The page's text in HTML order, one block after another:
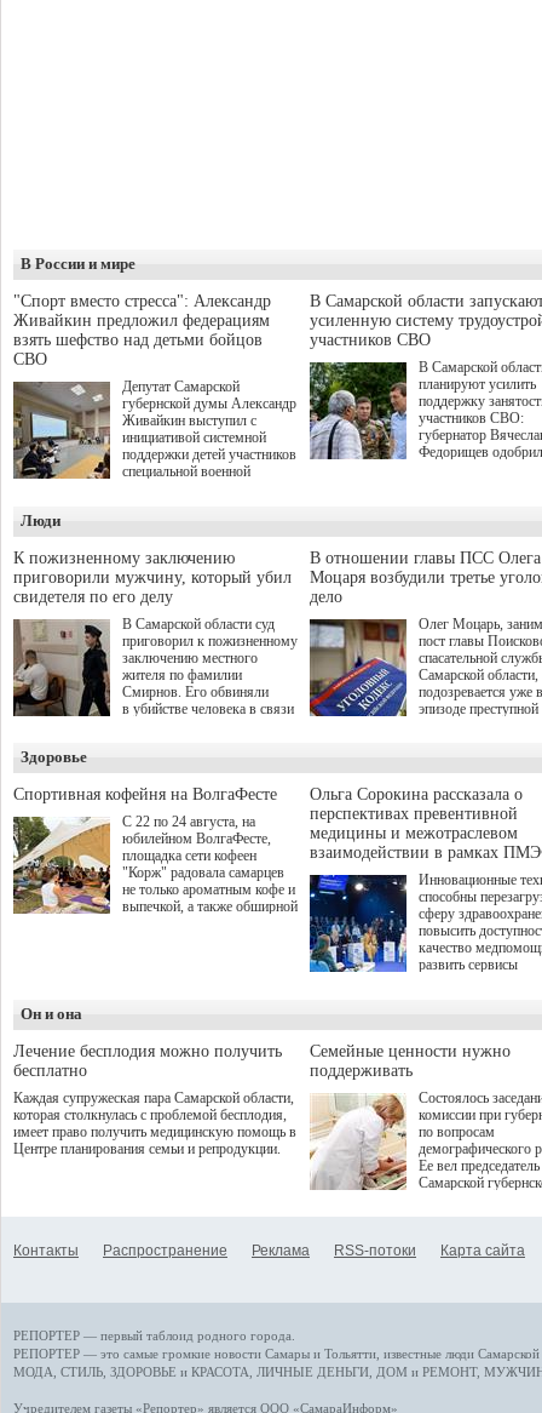
В России и мире
"Спорт вместо стресса": Александр
Живайкин предложил федерациям
взять шефство над детьми бойцов
СВО
Депутат Самарской
губернской думы Александр
Живайкин выступил с
инициативой системной
поддержки детей участников
специальной военной
"Помощь фронту и семьям
участников СВО", которая
прошла в Отрадном 7
августа.
В Самарской области
усиленную систему
участников СВО
В Самарской
планируют усилить
поддержку
участников СВО:
губернатор
Федорищев
на трудоустройство
спокойную
мирной жизни.
Люди
К пожизненному заключению
приговорили мужчину, который убил
свидетеля по его делу
В Самарской области суд
приговорил к пожизненному
заключению местного
жителя по фамилии
Смирнов. Его обвиняли
в убийстве человека в связи
В отношении главы ПСС Олега
Моцаря возбудили третье
дело
Олег Моцарь,
пост главы
спасательной
Самарской области,
подозревается уже
эпизоде преступной
а сам он
Здоровье
Спортивная кофейня на ВолгаФесте
С 22 по 24 августа, на
юбилейном ВолгаФесте,
площадка сети кофеен
"Корж" радовала самарцев
не только ароматным кофе и
выпечкой, а также обширной
Ольга Сорокина рассказала о
перспективах превентивной
медицины и межотраслевом
взаимодействии в рамках
Инновационные
способны
сферу
повысить
качество
развить сервисы
определенными
К ним можно
возникающие при
данными
более динамичного
проникновения
сегмент
отраслевое
рассказала Ольга
ходе сессии
качества жизни" в
ПМЭФ 2025. В
Он и она
Лечение бесплодия можно получить
бесплатно
Каждая супружеская пара Самарской области,
которая столкнулась с проблемой бесплодия,
имеет право получить медицинскую помощь в
Центре планирования семьи и репродукции.
Семейные ценности нужно
поддерживать
Состоялось
комиссии при
по вопросам
демографического
Ее вел председатель
Самарской
Контакты Распространение Реклама RSS-потоки Карта сайта
РЕПОРТЕР — первый таблоид родного города.
РЕПОРТЕР — это самые громкие новости Самары и Тольятти, известные люди
МОДА, СТИЛЬ ЗДОРОВЬЕ и КРАСОТА ЛИЧНЫЕ ДЕНЬГИ ДОМ и РЕМОНТ,
Учредителем газеты «Репортер» является ООО «СамараИнформ»